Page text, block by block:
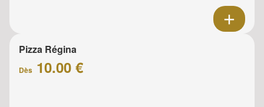
Pizza Régina
Dès 10.00 €